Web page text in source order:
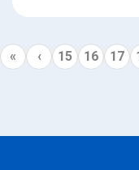
« ‹ 15 16 17